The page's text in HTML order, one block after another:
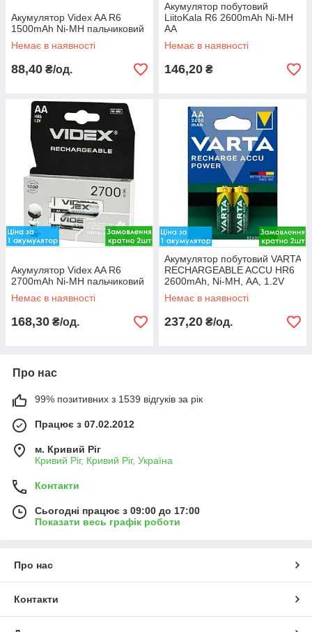
Акумулятор Videx AA R6
1500mAh Ni-MH пальчиковий
Немає в наявності
88,40 ₴/од.
Акумулятор побутовий
LiitoKala R6 2600mAh Ni-MH
АA
Немає в наявності
146,20 ₴
Акумулятор Videx AA R6
2700mAh Ni-MH пальчиковий
Немає в наявності
168,30 ₴/од.
Акумулятор побутовий VARTA
RECHARGEABLE ACCU HR6
2600mAh, Ni-MH, АA, 1.2V
блістер
Немає в наявності
237,20 ₴/од.
Про нас
99% позитивних з 1539 відгуків за рік
Працює з 07.02.2012
м. Кривий Ріг
Кривий Ріг, Кривий Ріг, Україна
Контакти
Сьогодні працює з 09:00 до 17:00
Показати весь графік роботи
Про нас
Контакти